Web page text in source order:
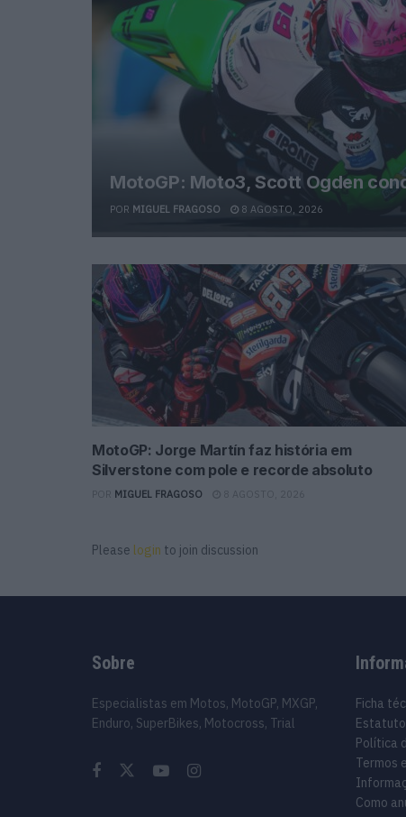
MotoGP: Moto3, Scott Ogden
POR MIGUEL FRAGOSO 8 AGOSTO, 2026
MotoGP: Jorge Martín faz história em
Silverstone com pole e recorde absoluto
MIGUEL FRAGOSO 8 AGOSTO, 2026
Please login to join discussion
Sobre
Especialistas em Motos, MotoGP, MXGP,
Enduro, SuperBikes, Motocross, Trial
Ficha
Política
Termos
Como